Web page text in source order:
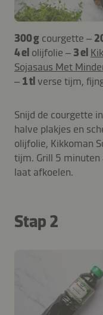
300 g courgette –
4 el olijfolie – 3 el
Sojasaus Met
– 1 tl verse tijm,
Snijd de courgette
halve plakjes en
olijfolie, Kikkoman
tijm. Grill 5 minuten
laat afkoelen.
Stap 2